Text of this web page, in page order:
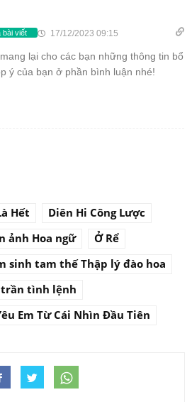
bài viết 17/12/2023 09:15
lại cho các bạn những thông tin bổ
ý của bạn ở phần bình luận nhé!
Hết
Diên Hi Công Lược
ảnh Hoa ngữ
Ở Rể
sinh tam thế Thập lý đào hoa
trần tình lệnh
Em Từ Cái Nhìn Đầu Tiên